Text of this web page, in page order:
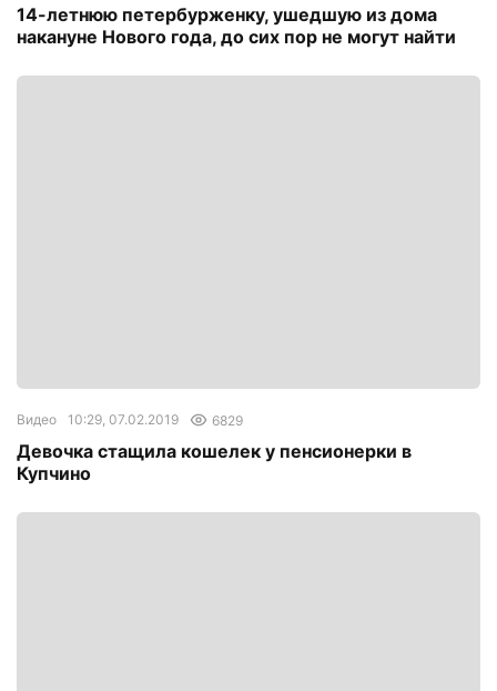
14-летнюю петербурженку, ушедшую из дома
накануне Нового года, до сих пор не могут найти
Видео 10:29, 07.02.2019 6829
Девочка стащила кошелек у пенсионерки в
Купчино